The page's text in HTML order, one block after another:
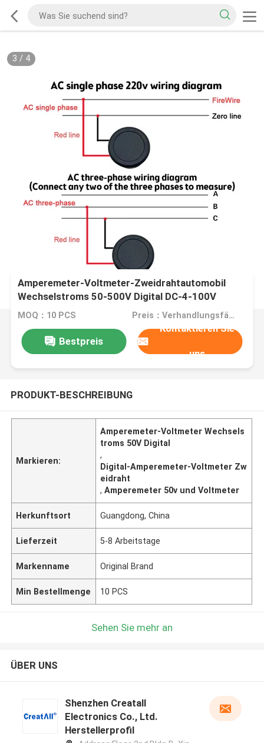
3 / 4
Amperemeter-Voltmeter-Zweidrahtautomobil
Wechselstroms 50-500V Digital DC-4-100V
MOQ：10 PCS Preis：Verhandlungsfähig
Bestpreis
Kontaktieren Sie
uns
PRODUKT-BESCHREIBUNG
Markieren:
Amperemeter-Voltmeter Wechsels
troms 50V Digital
,
Digital-Amperemeter-Voltmeter Zw
eidraht
,Amperemeter 50v und Voltmeter
Herkunftsort Guangdong, China
Lieferzeit 5-8 Arbeitstage
Markenname Original Brand
Min Bestellmenge 10 PCS
Sehen Sie mehr an
ÜBER UNS
Shenzhen Creatall
Electronics Co., Ltd.
Herstellerprofil